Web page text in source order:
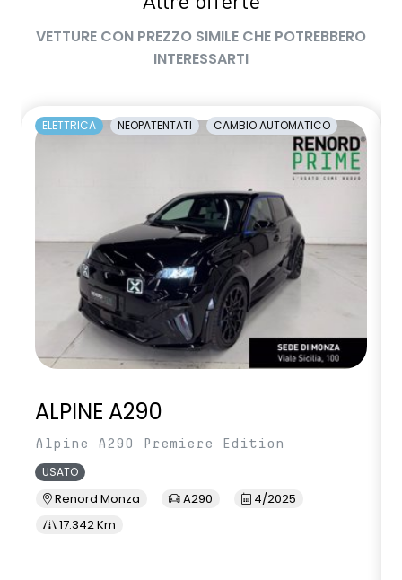
VETTURE CON PREZZO SIMILE CHE POTREBBERO
INTERESSARTI
ELETTRICA NEOPATENTATI CAMBIO AUTOMATICO
ALPINE A290
Alpine A290 Premiere Edition
USATO
Renord Monza A290
4/2025
17.342 Km